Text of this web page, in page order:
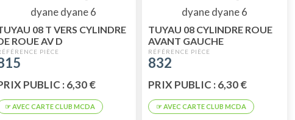
08 T VERS CYLINDRE
ROUE AV D
PUBLIC : 6,30 €
TUYAU 08 CYLINDRE ROUE
AVANT GAUCHE
832
PRIX PUBLIC : 6,30 €